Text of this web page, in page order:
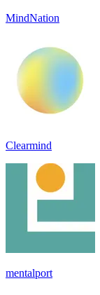
MindNation
Clearmind
mentalport